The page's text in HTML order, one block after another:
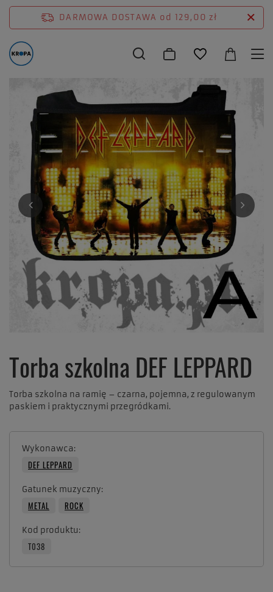
DARMOWA DOSTAWA od 129,00 zł
Torba szkolna DEF LEPPARD
Torba szkolna na ramię – czarna, pojemna, z regulowanym
paskiem i praktycznymi przegródkami.
Wykonawca
DEF LEPPARD
Gatunek muzyczny
METAL ROCK
Kod produktu
T038